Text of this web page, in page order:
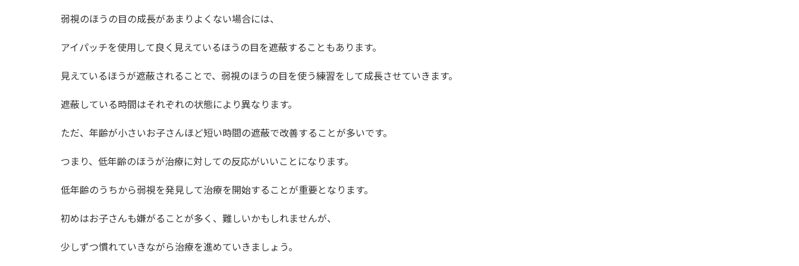
弱視のほうの目の成長があまりよくない場合には、
アイパッチを使用して良く見えているほうの目を遮蔽することもあります。
見えているほうが遮蔽されることで、弱視のほうの目を使う練習をして成長させていきます。
遮蔽している時間はそれぞれの状態により異なります。
ただ、年齢が小さいお子さんほど短い時間の遮蔽で改善することが多いです。
つまり、低年齢のほうが治療に対しての反応がいいことになります。
低年齢のうちから弱視を発見して治療を開始することが重要となります。
初めはお子さんも嫌がることが多く、難しいかもしれませんが、
少しずつ慣れていきながら治療を進めていきましょう。